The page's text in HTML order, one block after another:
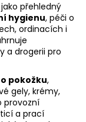
přehledný
hygienu, péči o
ordinacích i
a drogerii pro
pokožku,
gely, krémy,
provozní
a prací